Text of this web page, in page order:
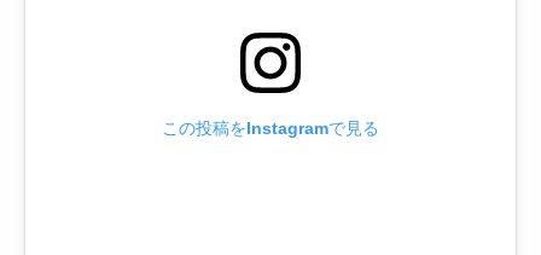
この投稿をInstagramで見る